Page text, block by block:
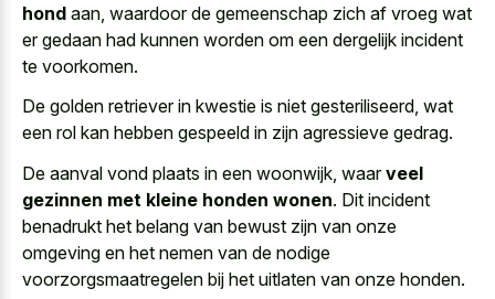
hond aan, waardoor de gemeenschap zich af vroeg wat
er gedaan had kunnen worden om een dergelijk incident
te voorkomen.
De golden retriever in kwestie is niet gesteriliseerd, wat
een rol kan hebben gespeeld in zijn agressieve gedrag.
De aanval vond plaats in een woonwijk, waarveel
gezinnen met kleine honden wonen. Dit incident
benadrukt het belang van bewust zijn van onze
omgeving en het nemen van de nodige
voorzorgsmaatregelen bij het uitlaten van onze honden.